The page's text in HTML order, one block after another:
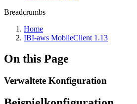
Breadcrumbs
Home
IBI-aws MobileClient 1.13
On this Page
Verwaltete Konfiguration